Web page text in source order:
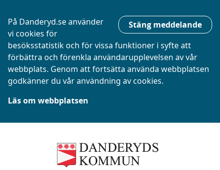
Stäng meddelande
På Danderyd.se använder
vi cookies för
besöksstatistik och för vissa funktioner i syfte att
förbättra och förenkla användarupplevelsen av vår
webbplats. Genom att fortsätta använda webbplatsen
godkänner du vår användning av cookies.
Läs om webbplatsen